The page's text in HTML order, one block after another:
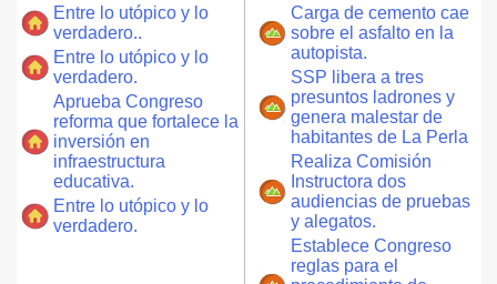
Entre lo utópico y lo
verdadero..
Entre lo utópico y lo
verdadero.
Aprueba Congreso
reforma que fortalece la
inversión en
infraestructura
educativa.
Entre lo utópico y lo
verdadero.
Carga de cemento cae
sobre el asfalto en la
autopista.
SSP libera a tres
presuntos ladrones y
genera malestar de
habitantes de La Perla
Realiza Comisión
Instructora dos
audiencias de pruebas
y alegatos.
Establece Congreso
reglas para el